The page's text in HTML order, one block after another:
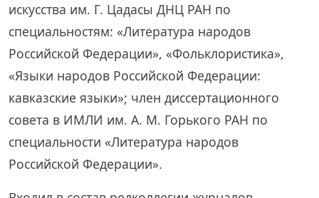
искусства им. Г. Цадасы ДНЦ РАН по
специальностям: «Литература народов
Российской Федерации», «Фольклористика»,
«Языки народов Российской Федерации:
кавказские языки»; член диссертационного
совета в ИМЛИ им. А. М. Горького РАН по
специальности «Литература народов
Российской Федерации».